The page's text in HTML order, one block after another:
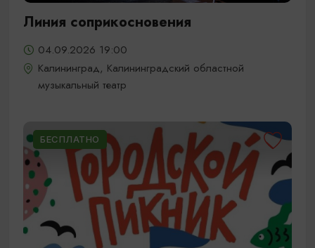
Линия соприкосновения
04.09.2026 19:00
Калининград, Калининградский областной
музыкальный театр
БЕСПЛАТНО